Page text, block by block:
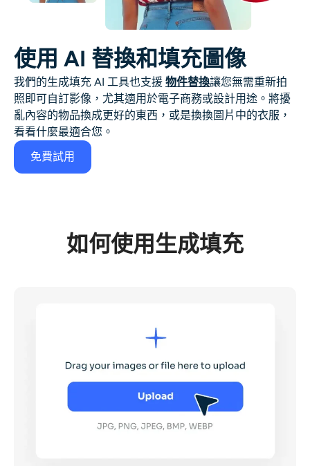
使用 AI 替換和填充圖像
我們的生成填充 AI 工具也支援 物件替換讓您無需重新拍
照即可自訂影像，尤其適用於電子商務或設計用途。將擾
亂內容的物品換成更好的東西，或是換換圖片中的衣服，
看看什麼最適合您。
免費試用
如何使用生成填充